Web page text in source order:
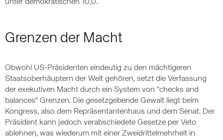
unter demokratischen 10,0.
Grenzen der Macht
Obwohl US-Präsidenten eindeutig zu den mächtigeren
Staatsoberhäuptern der Welt gehören, setzt die Verfassung
der exekutiven Macht durch ein System von "checks and
balances" Grenzen. Die gesetzgebende Gewalt liegt beim
Kongress, also dem Repräsentantenhaus und dem Senat. Der
Präsident kann jedoch verabschiedete Gesetze per Veto
ablehnen, was wiederum mit einer Zweidrittelmehrheit in